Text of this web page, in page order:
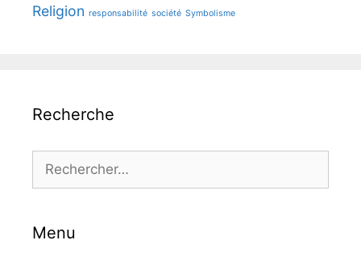
Religion responsabilité société Symbolisme
Recherche
Rechercher :
Menu